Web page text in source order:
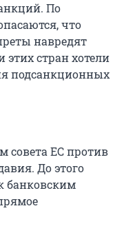
По
что
навредят
стран хотели
подсанкционных
ЕС против
До этого
банковским